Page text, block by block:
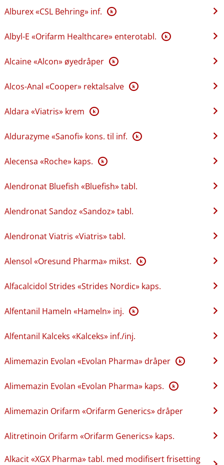
Alburex «CSL Behring» inf. K
Albyl-E «Orifarm Healthcare» enterotabl. K
Alcaine «Alcon» øyedråper K
Alcos-Anal «Cooper» rektalsalve K
Aldara «Viatris» krem K
Aldurazyme «Sanofi» kons. til inf. K
Alecensa «Roche» kaps. K
Alendronat Bluefish «Bluefish» tabl.
Alendronat Sandoz «Sandoz» tabl.
Alendronat Viatris «Viatris» tabl.
Alensol «Oresund Pharma» mikst. K
Alfacalcidol Strides «Strides Nordic» kaps.
Alfentanil Hameln «Hameln» inj. K
Alfentanil Kalceks «Kalceks» inf.​/​inj.
Alimemazin Evolan «Evolan Pharma» dråper K
Alimemazin Evolan «Evolan Pharma» kaps. K
Alimemazin Orifarm «Orifarm Generics» dråper
Alitretinoin Orifarm «Orifarm Generics» kaps.
Alkacit «XGX Pharma» tabl. med modifisert frisetting